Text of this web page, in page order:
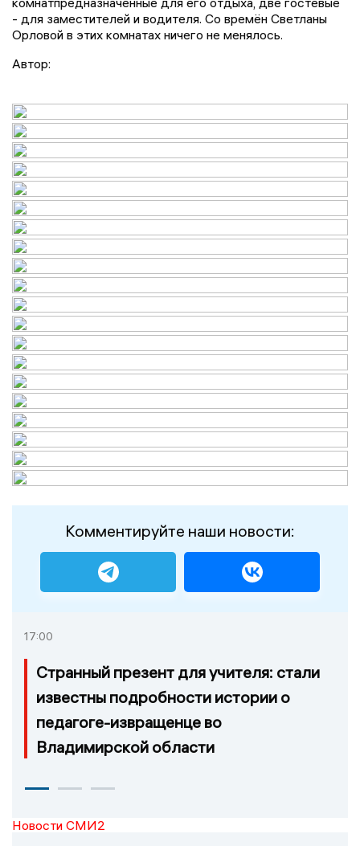
- для заместителей и водителя. Со времён Светланы
Орловой в этих комнатах ничего не менялось.
Автор:
Комментируйте наши новости:
17:00
Странный презент для учителя: стали
известны подробности истории о
педагоге-извращенце во
Владимирской области
Новости СМИ2